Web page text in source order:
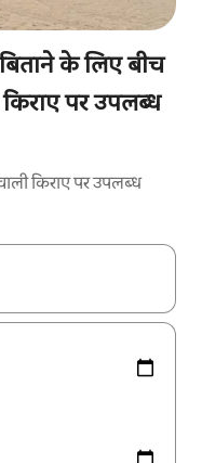
के लिए बीच
पर उपलब्ध
किराए पर उपलब्ध
की' का इस्तेमाल करके नेविगेट